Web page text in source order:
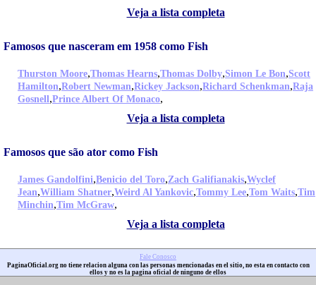
Veja a lista completa
Famosos que nasceram em 1958 como Fish
Thurston Moore,Thomas Hearns,Thomas Dolby,Simon Le Bon,Scott
Hamilton,Robert Newman,Rickey Jackson,Richard Schenkman,Raja
Gosnell,Prince Albert Of Monaco,
Veja a lista completa
Famosos que são ator como Fish
James Gandolfini,Benicio del Toro,Zach Galifianakis,Wyclef
Jean,William Shatner,Weird Al Yankovic,Tommy Lee,Tom Waits,Tim
Minchin,Tim McGraw,
Veja a lista completa
Fale Conosco
PaginaOficial.org no tiene relacion alguna con las personas mencionadas en el sitio, no esta en contacto con
ellos y no es la pagina oficial de ninguno de ellos